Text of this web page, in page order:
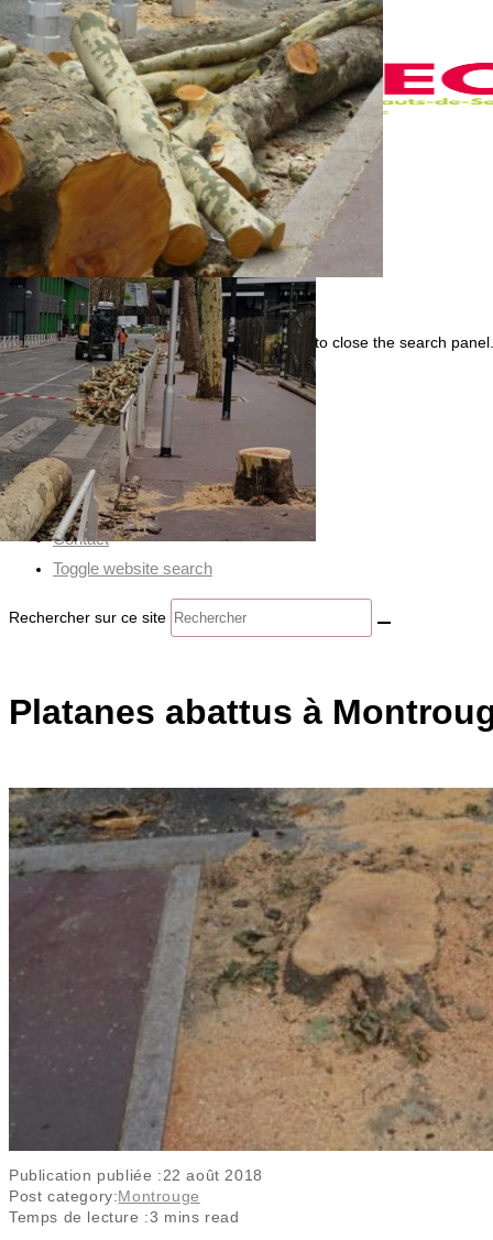
Skip to content
Accueil
BIO
Galerie
Contact
Toggle website search
Press Escape to close the search panel.
Fermer
Accueil
BIO
Activités
Galerie
Contact
Toggle website search
Rechercher sur ce site
Platanes abattus à
Publication publiée :22 août 2018
Post category:Montrouge
Temps de lecture :3 mins read